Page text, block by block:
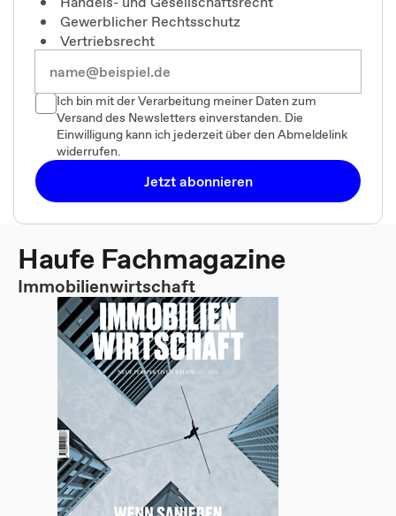
Gewerblicher Rechtsschutz
Vertriebsrecht
Ich bin mit der Verarbeitung meiner Daten zum
Versand des Newsletters einverstanden. Die
Einwilligung kann ich jederzeit über den Abmeldelink
widerrufen.
Jetzt abonnieren
Haufe Fachmagazine
Immobilienwirtschaft